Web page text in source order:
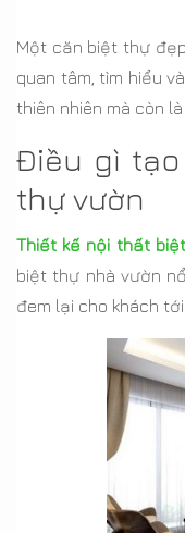
Một căn biệt thự
quan tâm, tìm hiểu
thiên nhiên mà còn
Điều gì
thự vườn
Thiết kế nội thất
biệt thự nhà vườn
đem lại cho khách